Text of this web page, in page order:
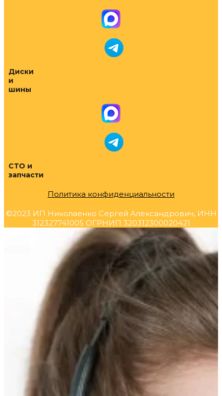
Диски
и
шины
СТО и
запчасти
Политика конфиденциальности
©2023 ИП Николаенко Сергей Александрович, ИНН
312327741005 ОГРНИП 320312300020421